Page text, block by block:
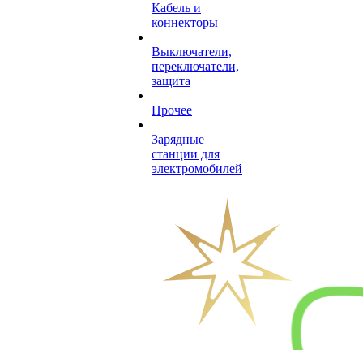
Кабель и
коннекторы
Выключатели,
переключатели,
защита
Прочее
Зарядные
станции для
электромобилей